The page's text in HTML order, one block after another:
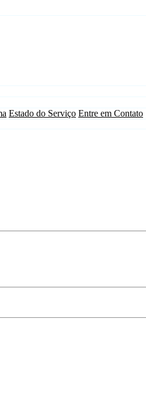
Estado do Serviço Entre em Contato